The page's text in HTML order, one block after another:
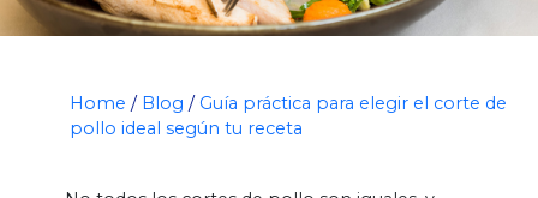
Home / Blog / Guía práctica para elegir el corte de
pollo ideal según tu receta